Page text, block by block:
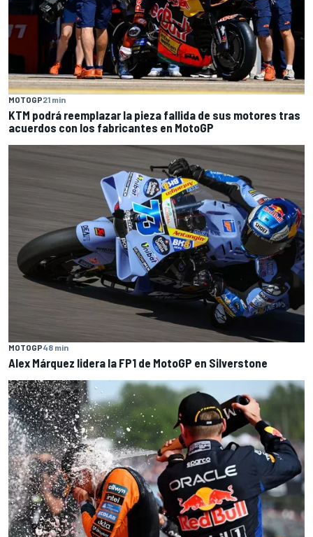
MOTOGP21 min
KTM podrá reemplazar la pieza fallida de sus motores tras
acuerdos con los fabricantes en MotoGP
MOTOGP48 min
Alex Márquez lidera la FP1 de MotoGP en Silverstone